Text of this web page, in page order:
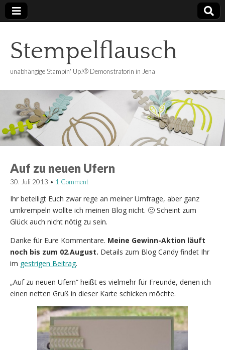
Stempelflausch
unabhängige Stampin' Up!® Demonstratorin in Jena
Auf zu neuen Ufern
30. Juli 2013 • 1 Comment
Ihr beteiligt Euch zwar rege an meiner Umfrage, aber ganz
umkrempeln wollte ich meinen Blog nicht. 🙂 Scheint zum
Glück auch nicht nötig zu sein.
Danke für Eure Kommentare. Meine Gewinn-Aktion läuft
noch bis zum 02.August. Details zum Blog Candy findet Ihr
im gestrigen Beitrag.
„Auf zu neuen Ufern“ heißt es vielmehr für Freunde, denen ich
einen netten Gruß in dieser Karte schicken möchte.